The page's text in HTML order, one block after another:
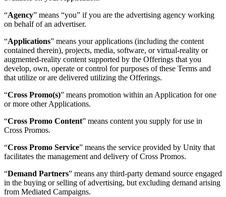
“Agency” means “you” if you are the advertising agency working
on behalf of an advertiser.
“Applications” means your applications (including the content
contained therein), projects, media, software, or virtual-reality or
augmented-reality content supported by the Offerings that you
develop, own, operate or control for purposes of these Terms and
that utilize or are delivered utilizing the Offerings.
“Cross Promo(s)” means promotion within an Application for one
or more other Applications.
“Cross Promo Content” means content you supply for use in
Cross Promos.
“Cross Promo Service” means the service provided by Unity that
facilitates the management and delivery of Cross Promos.
“Demand Partners” means any third-party demand source engaged
in the buying or selling of advertising, but excluding demand arising
from Mediated Campaigns.